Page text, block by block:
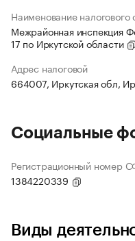
Наименование налогового
Межрайонная инспекция
17 по Иркутской области
Адрес налоговой
664007, Иркутская обл,
Социальные
Регистрационный номер
1384220339
Виды